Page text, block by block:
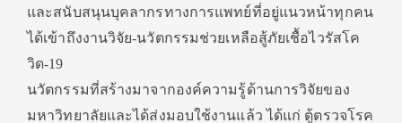
และสนับสนุนบุคลากรทางการแพทย์ที่อยู่แนวหน้าทุกคน
ได้เข้าถึงงานวิจัย-นวัตกรรมช่วยเหลือสู้ภัยเชื้อไวรัสโค
วิด-19
นวัตกรรมที่สร้างมาจากองค์ความรู้ด้านการวิจัยของ
มหาวิทยาลัยและได้ส่งมอบใช้งานแล้ว ได้แก่ ตู้ตรวจโรค